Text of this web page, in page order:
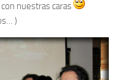
nuestras caras
)